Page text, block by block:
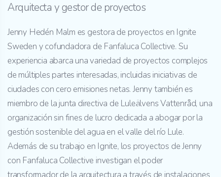
Arquitecta y gestor de proyectos
Jenny Hedén Malm es gestora de proyectos en Ignite
Sweden y cofundadora de Fanfaluca Collective. Su
experiencia abarca una variedad de proyectos complejos
de múltiples partes interesadas, incluidas iniciativas de
ciudades con cero emisiones netas. Jenny también es
miembro de la junta directiva de Luleälvens Vattenråd, una
organización sin fines de lucro dedicada a abogar por la
gestión sostenible del agua en el valle del río Lule.
Además de su trabajo en Ignite, los proyectos de Jenny
con Fanfaluca Collective investigan el poder